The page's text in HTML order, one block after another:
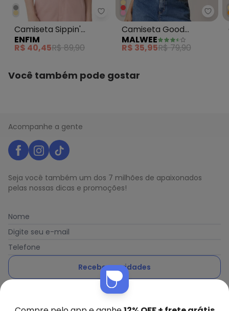
Enfim - Camiseta Sippin'
Camiseta Sippin'
Cherry Off White
ENFIM
R$ 40,45R$ 89,90
Camiseta Good
Memories Off White
MALWEE
R$ 35,95R$ 79,90
Você também pode gostar
Acompanhe a gente
Seja você também um dos 7 milhões de apaixonados
pelas nossas dicas e promoções!
Nome
Digite seu e-mail
Telefone
Receber novidades
Ao enviar o cadastro, você concorda com a nossa